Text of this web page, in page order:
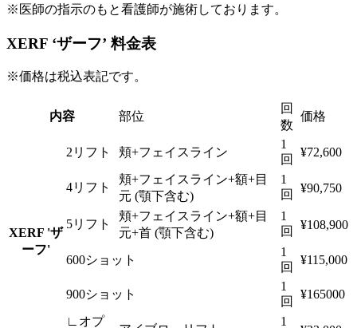
※医師の指示のもと看護師が施術しております。
XERF ‘ザーフ’ 料金表
※価格は税込表記です。
内容 部位
回
数
価格
XERF 'ザ
ーフ'
2リフト 頬+フェイスライン
1
回
¥72,600
4リフト
頬+フェイスライン+額+目
元 (顎下含む)
1
回
¥90,750
5リフト
頬+フェイスライン+額+目
元+首 (顎下含む)
1
回
¥108,900
600ショット
1
回
¥115,000
900ショット
1
回
¥165000
∟オプ
1